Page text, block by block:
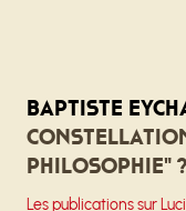
Baptiste
philosophie"
Les publications sur